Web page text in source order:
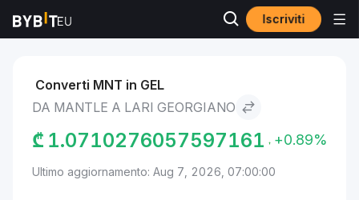
Iscriviti
Mercati Prezzo Mantle MNT Mantle to Lari georgiano
Converti MNT in GEL
DA MANTLE A LARI GEORGIANO
₾ 1.0710276057597161 +0.89%
Ultimo aggiornamento: Aug 7, 2026, 07:00:00